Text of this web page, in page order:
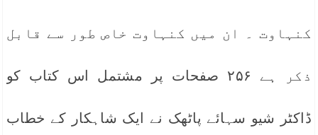
کنہاوت ۔ ان میں کنہاوت خاص طور سے قابل
ذکر ہے ۲۵۶ صفحات پر مشتمل اس کتاب کو
ڈاکٹر شیو سہائے پاٹھک نے ایک شاہکار کے خطاب